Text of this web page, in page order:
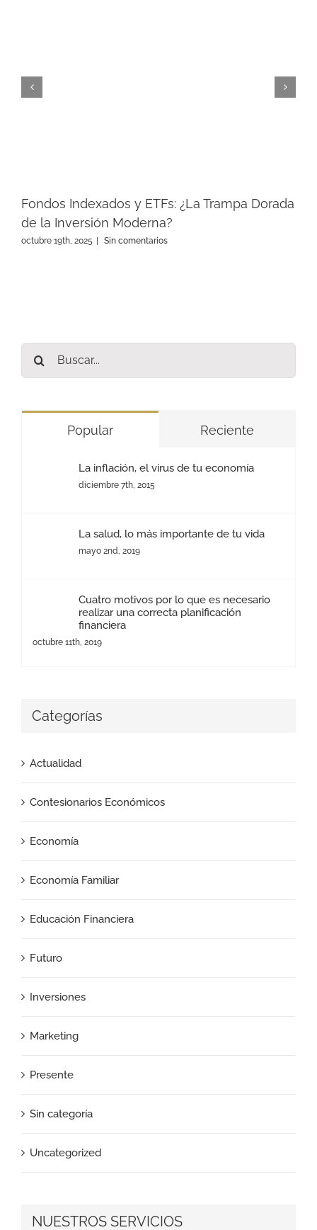
Fondos Indexados y ETFs: ¿La Trampa Dorada
de la Inversión Moderna?
octubre 19th, 2025 | Sin comentarios
Buscar:
Popular Reciente
La inflación, el virus de tu economía
diciembre 7th, 2015
La salud, lo más importante de tu vida
mayo 2nd, 2019
Cuatro motivos por lo que es necesario
realizar una correcta planificación
financiera
octubre 11th, 2019
Categorías
Actualidad
Contesionarios Económicos
Economía
Economía Familiar
Educación Financiera
Futuro
Inversiones
Marketing
Presente
Sin categoría
Uncategorized
NUESTROS SERVICIOS